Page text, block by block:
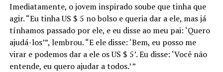
Imediatamente, o jovem inspirado soube que tinha que
agir. “Eu tinha US $ 5 no bolso e queria dar a ele, mas já
tínhamos passado por ele, e eu disse ao meu pai: ‘Quero
ajudá-los’”, lembrou. “E ele disse: ‘Bem, eu posso me
virar e podemos dar a ele os US $ 5’. Eu disse: ‘Você não
entende, eu quero ajudar a todos.’ ”